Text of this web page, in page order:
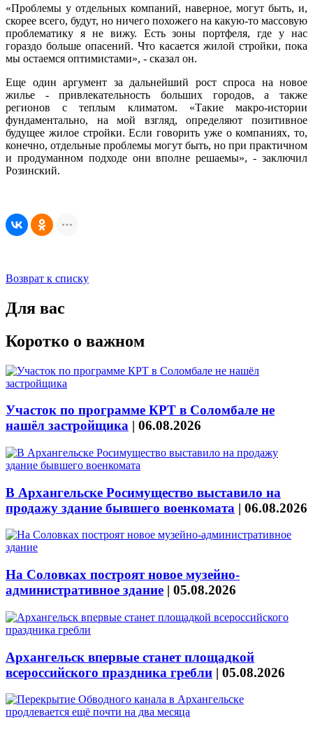
«Проблемы у отдельных компаний, наверное, могут быть, и,
скорее всего, будут, но ничего похожего на какую-то массовую
проблематику я не вижу. Есть зоны портфеля, где у нас
гораздо больше опасений. Что касается жилой стройки, пока
мы остаемся оптимистами», - сказал он.
Еще один аргумент за дальнейший рост спроса на новое
жилье - привлекательность больших городов, а также
регионов с теплым климатом. «Такие макро-истории
фундаментально, на мой взгляд, определяют позитивное
будущее жилое стройки. Если говорить уже о компаниях, то,
конечно, отдельные проблемы могут быть, но при практичном
и продуманном подходе они вполне решаемы», - заключил
Розинский.
Возврат к списку
Для вас
Коротко о важном
Участок по программе КРТ в Соломбале не
нашёл застройщика | 06.08.2026
В Архангельске Росимущество выставило на
продажу здание бывшего военкомата | 06.08.2026
На Соловках построят новое музейно-
административное здание | 05.08.2026
Архангельск впервые станет площадкой
всероссийского праздника гребли | 05.08.2026